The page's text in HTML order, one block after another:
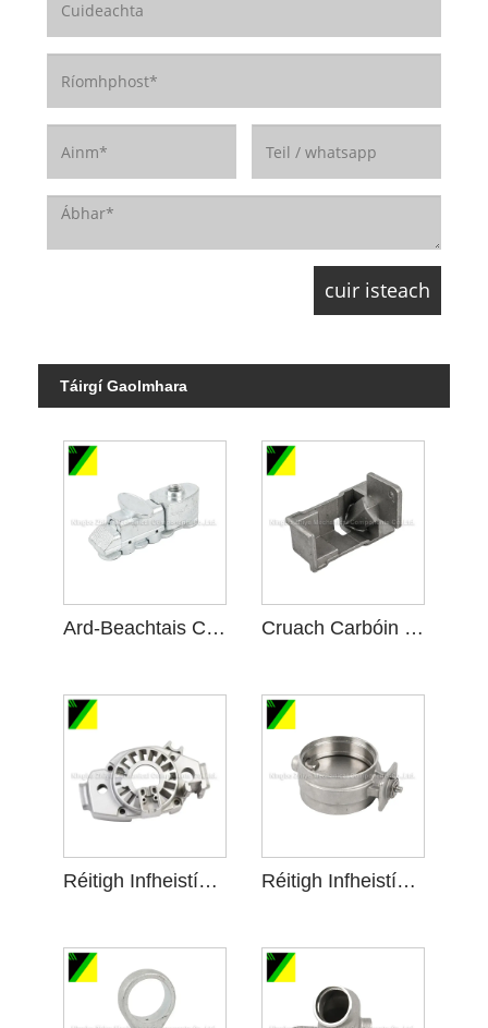
Táirgí Gaolmhara
Ard-Beachtais Cruach Carbóin Réitigh Infheistíochta Silica Sol Cruach Carbóin Réitigh Silica Sol le haghaidh Páirteanna Nasctha Meicniúla
Réitigh Infheistíochta Alloy Steel Silica Sol Réitigh Infheistíochta Sol Solice Cruach Dhosmálta